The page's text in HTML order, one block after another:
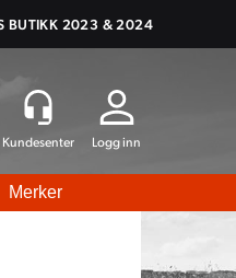
BUTIKK 2023 & 2024
Logg inn
Merker